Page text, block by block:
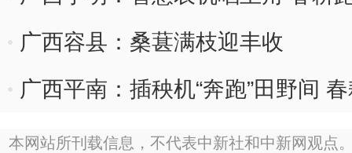
广西容县：桑葚满枝迎丰收
广西平南：插秧机“奔跑”田野间
本网站所刊载信息，不代表中新社和中新网观点